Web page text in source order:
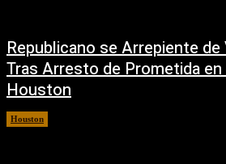
Republicano se Arrepiente
Tras Arresto de Prometida
Houston
Houston